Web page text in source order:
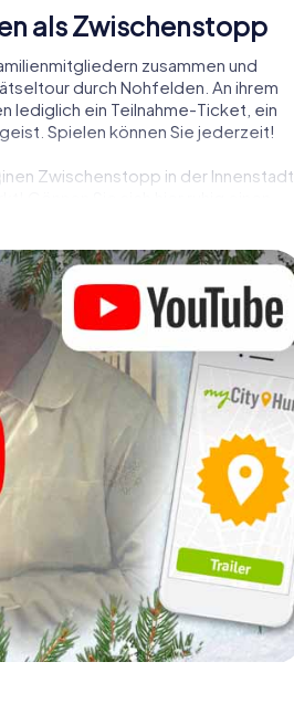
als Zwischenstopp
zusammen und
durch Nohfelden. An ihrem
lediglich ein Teilnahme-Ticket, ein
Spielen können Sie jederzeit!
Zwischenstopp in der Innenstadt
Gönnen Sie sich hier ruhig einen
in
als Programmpunkt Ihrer
das gastronomische
auch ein Ausflug zum
zu einem Highlight. Schließlich
perfekten Weihnachtsfeier in
Weihnachtsthematik.
des Jahres und planen Sie
in Nohfelden ein!